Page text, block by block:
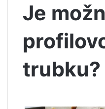
Je
trubku?